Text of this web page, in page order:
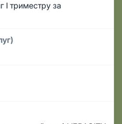
І триместру за